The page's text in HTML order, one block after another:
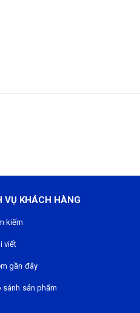
VỤ KHÁCH HÀNG
kiếm
viết
gần đây
sánh sản phẩm